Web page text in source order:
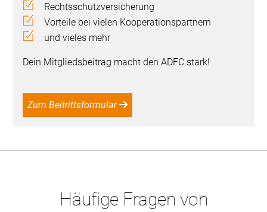
Rechtsschutzversicherung
Vorteile bei vielen Kooperationspartnern
und vieles mehr
Dein Mitgliedsbeitrag macht den ADFC stark!
Zum Beitrittsformular
Häufige Fragen von